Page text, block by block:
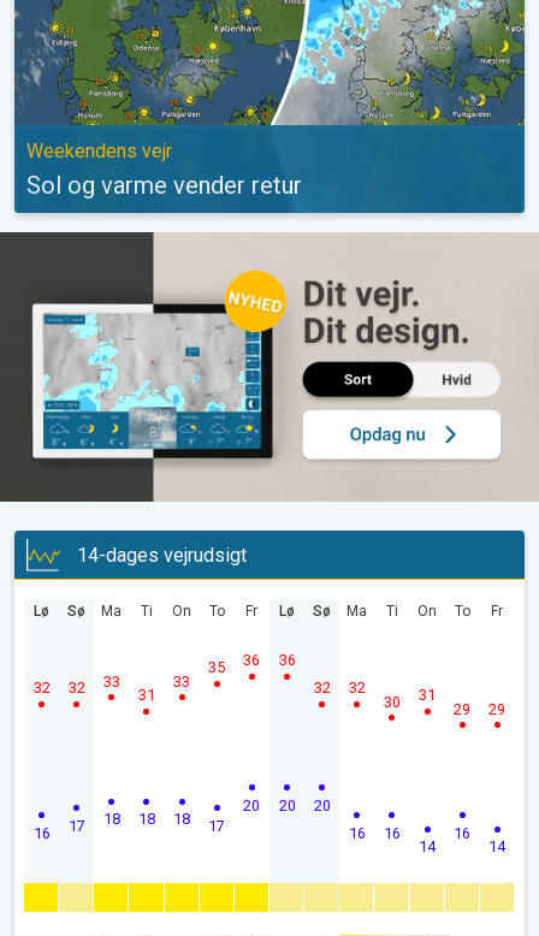
Weekendens vejr
Sol og varme vender retur
14-dages vejrudsigt
Lø
16
32
Sø
17
32
Ma
18
33
Ti
18
31
On
18
33
To
17
35
Fr
20
36
Lø
20
36
Sø
20
32
Ma
16
32
Ti
16
30
On
14
31
To
16
29
Fr
14
29